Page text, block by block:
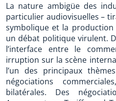
La nature ambigüe des
particulier audiovisuelles –
symbolique et la
un débat politique virulent.
l’interface entre le
irruption sur la scène
l’un des principaux
négociations
bilatérales. Des